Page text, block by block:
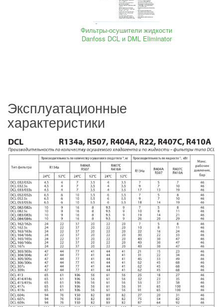
Фильтры-осушители жидкости
Danfoss DCL и DML Eliminator
Эксплуатационные
характеристики